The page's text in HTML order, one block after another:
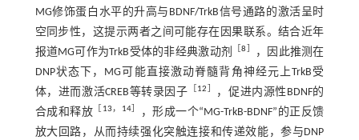
MG修饰蛋白水平的升高与BDNF/TrkB信号通路的激活呈时
空同步性，这提示两者之间可能存在因果联系。结合近年
报道MG可作为TrkB受体的非经典激动剂
［8
，因此推测在
DNP状态下，MG可能直接激动脊髓背角神经元上TrkB受
体，进而激活CREB等转录因子
12
，促进内源性BDNF的
合成和释放
13， 14］
，形成一个“MG-TrkB-BDNF”的正反馈
放大回路，从而持续强化突触连接和传递效能，参与DNP